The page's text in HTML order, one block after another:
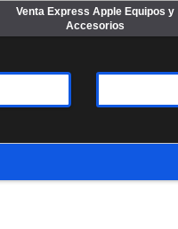
Venta Express Apple Equipos y
Accesorios